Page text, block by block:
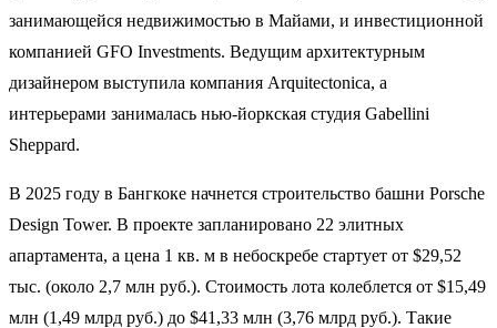
занимающейся недвижимостью в Майами, и инвестиционной
компанией GFO Investments. Ведущим архитектурным
дизайнером выступила компания Arquitectonica, а
интерьерами занималась нью-йоркская студия Gabellini
Sheppard.
В 2025 году в Бангкоке начнется строительство башни Porsche
Design Tower. В проекте запланировано 22 элитных
апартамента, а цена 1 кв. м в небоскребе стартует от $29,52
тыс. (около 2,7 млн руб.). Стоимость лота колеблется от $15,49
млн (1,49 млрд руб.) до $41,33 млн (3,76 млрд руб.). Такие